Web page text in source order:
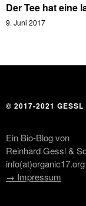
Der Tee hat eine
9. Juni 2017
© 2017-2021 GESSL
Ein Bio-Blog von
Reinhard Gessl &
info(at)organic17.org
→ Impressum